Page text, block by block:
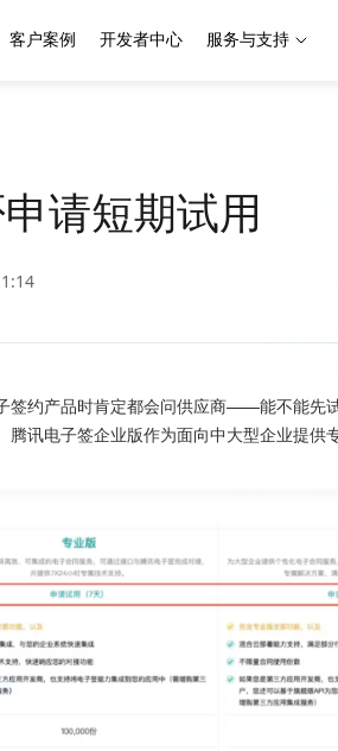
客户案例 开发者中心 服务与支持
请短期试用
签约产品时肯定都会问供应商——能不能先
讯电子签企业版作为面向中大型企业提供